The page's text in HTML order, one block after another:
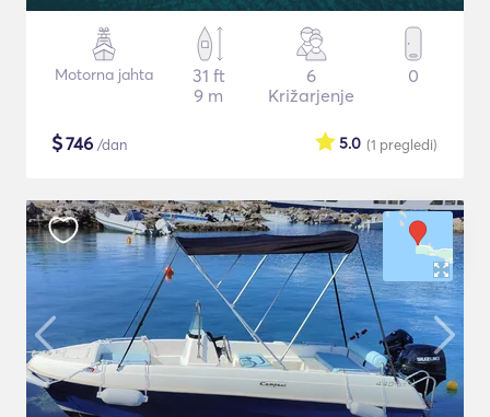
Motorna jahta
31 ft
9 m
6
Križarjenje
0
$746 /dan (1 pregledi)
5.0